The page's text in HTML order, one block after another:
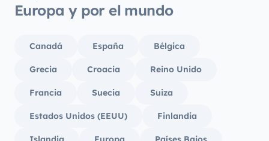
Europa y por el mundo
Canadá España Bélgica
Grecia Croacia Reino Unido
Francia Suecia Suiza
Estados Unidos (EEUU) Finlandia